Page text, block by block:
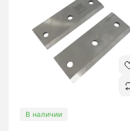
В наличии